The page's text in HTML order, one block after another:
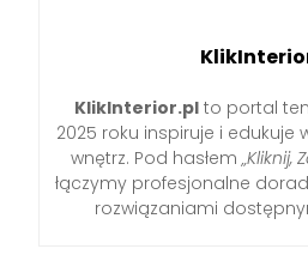
KlikInterior.pl to portal
2025 roku inspiruje i edukuje
wnętrz. Pod hasłem „Kliknij,
łączymy profesjonalne
rozwiązaniami